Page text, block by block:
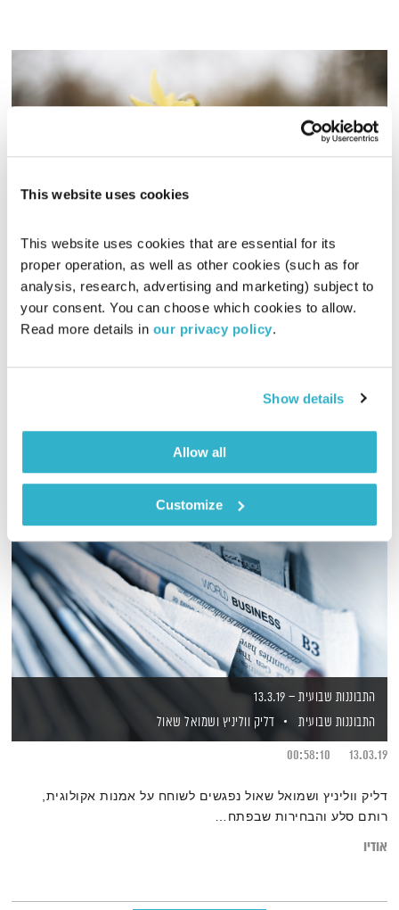
This website uses cookies
This website uses cookies that are essential for its
proper operation, as well as other cookies (such as for
analysis, research, advertising and marketing) subject to
your consent. You can choose which cookies to allow.
Read more details in our privacy policy.
Show details
Allow all
Customize
פה זה טוב
לירון תאני
15.01.24
01:29:11
התבוננות שבועית – 13.3.19
התבוננות שבועית
דליק ווליניץ ושמואל שאול
13.03.19
00:58:10
דליק ווליניץ ושמואל שאול נפגשים לשוחח על אמנות אקולוגית,
רותם סלע והבחירות שבפתח…
אודיו